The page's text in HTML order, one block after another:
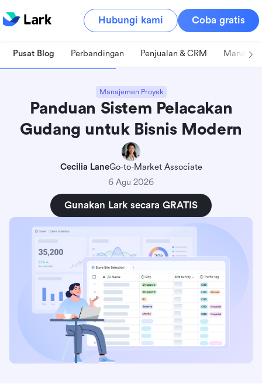
Hubungi kami Coba gratis
Pusat Blog Perbandingan Penjualan & CRM
Manajemen Proyek
Panduan Sistem Pelacakan
Gudang untuk Bisnis Modern
Cecilia LaneGo-to-Market Associate
6 Agu 2026
Gunakan Lark secara GRATIS